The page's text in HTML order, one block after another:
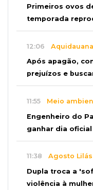
Primeiros ovos
temporada
12:06 Aquidauana
Após apagão,
prejuízos e
11:55 Meio
Engenheiro do
ganhar dia oficial
11:38 Agosto Lilás
Dupla troca a
violência à